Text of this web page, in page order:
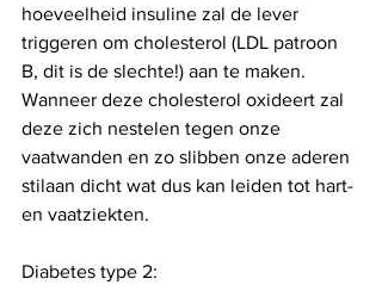
hoeveelheid insuline zal de lever
triggeren om cholesterol (LDL patroon
B, dit is de slechte!) aan te maken.
Wanneer deze cholesterol oxideert zal
deze zich nestelen tegen onze
vaatwanden en zo slibben onze aderen
stilaan dicht wat dus kan leiden tot hart-
en vaatziekten.
Diabetes type 2: